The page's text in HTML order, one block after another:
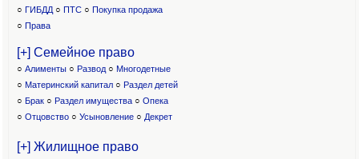
○ ГИБДД ○ ПТС ○ Покупка продажа
○ Права
[+] Семейное право
○ Алименты ○ Развод ○ Многодетные
○ Материнский капитал○ Раздел детей
○ Брак ○ Раздел имущества ○ Опека
○ Отцовство○ Усыновление ○ Декрет
[+] Жилищное право